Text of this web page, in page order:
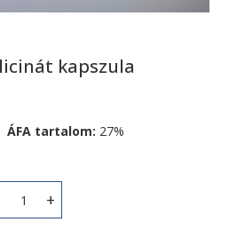
kapszula
ÁFA tartalom: 27%
biszglicinát kapszula